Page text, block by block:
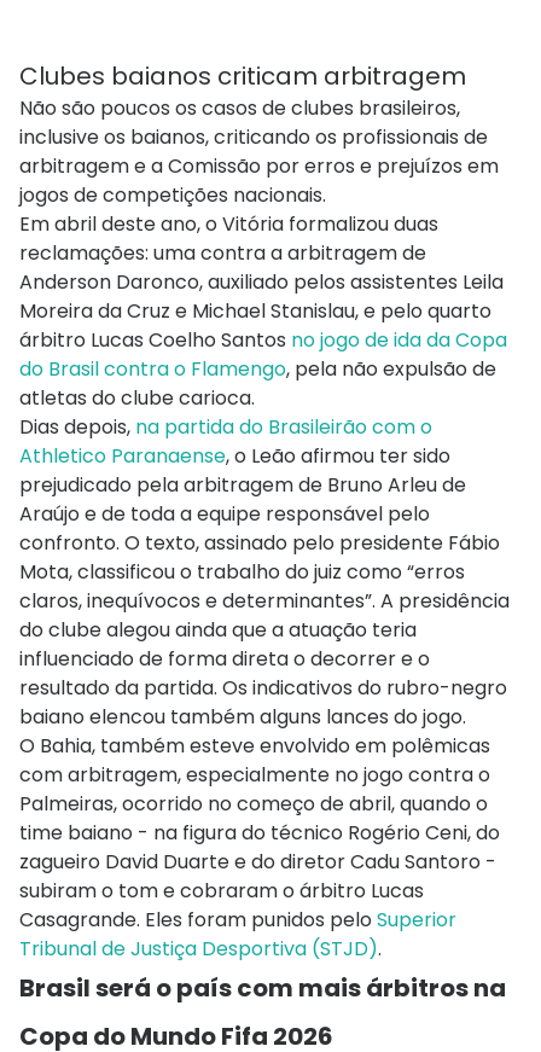
Clubes baianos criticam arbitragem
Não são poucos os casos de clubes brasileiros,
inclusive os baianos, criticando os profissionais de
arbitragem e a Comissão por erros e prejuízos em
jogos de competições nacionais.
Em abril deste ano, o Vitória formalizou duas
reclamações: uma contra a arbitragem de
Anderson Daronco, auxiliado pelos assistentes Leila
Moreira da Cruz e Michael Stanislau, e pelo quarto
árbitro Lucas Coelho Santos no jogo de ida da Copa
do Brasil contra o Flamengo, pela não expulsão de
atletas do clube carioca.
Dias depois, na partida do Brasileirão com o
Athletico Paranaense, o Leão afirmou ter sido
prejudicado pela arbitragem de Bruno Arleu de
Araújo e de toda a equipe responsável pelo
confronto. O texto, assinado pelo presidente Fábio
Mota, classificou o trabalho do juiz como “erros
claros, inequívocos e determinantes”. A presidência
do clube alegou ainda que a atuação teria
influenciado de forma direta o decorrer e o
resultado da partida. Os indicativos do rubro-negro
baiano elencou também alguns lances do jogo.
O Bahia, também esteve envolvido em polêmicas
com arbitragem, especialmente no jogo contra o
Palmeiras, ocorrido no começo de abril, quando o
time baiano - na figura do técnico Rogério Ceni, do
zagueiro David Duarte e do diretor Cadu Santoro -
subiram o tom e cobraram o árbitro Lucas
Casagrande. Eles foram punidos pelo Superior
Tribunal de Justiça Desportiva (STJD).
Brasil será o país com mais árbitros na
Copa do Mundo Fifa 2026